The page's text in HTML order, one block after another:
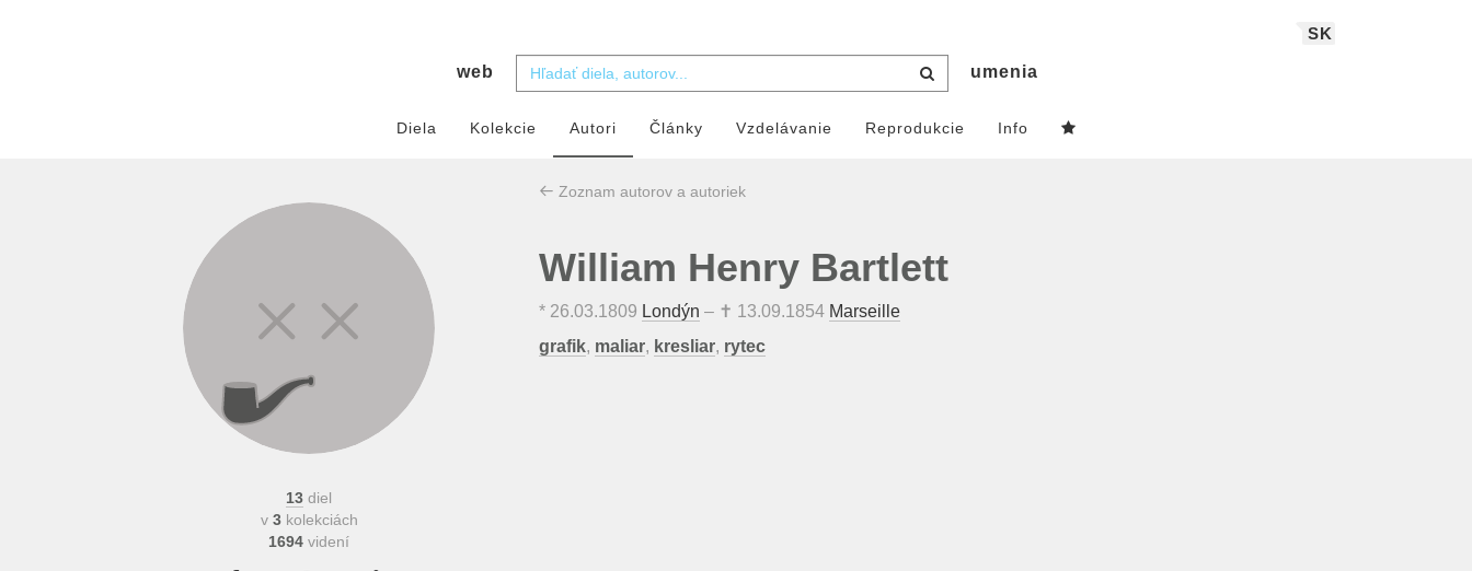
SK
web umenia
Diela Kolekcie Autori Články Vzdelávanie Reprodukcie Info
13 diel
v 3kolekciách
1694 videní
Zoznam autorov a autoriek
William Henry Bartlett
* 26.03.1809 Londýn – ✝ 13.09.1854 Marseille
grafik, maliar, kresliar, rytec